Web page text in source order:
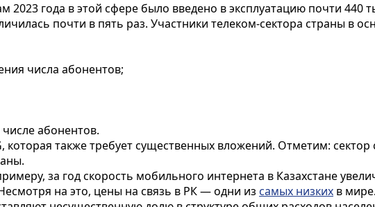
2023 года в этой сфере было введено в эксплуатацию почти 440
почти в пять раз. Участники телеком-сектора страны в
числа абонентов;
абонентов.
также требует существенных вложений. Отметим: сектор
за год скорость мобильного интернета в Казахстане
на это, цены на связь в РК — одни из самых низких в мире.